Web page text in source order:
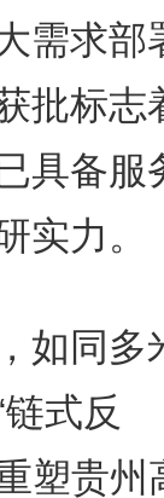
需求部
批标志
具备服
实力。
同多
式反
塑贵州